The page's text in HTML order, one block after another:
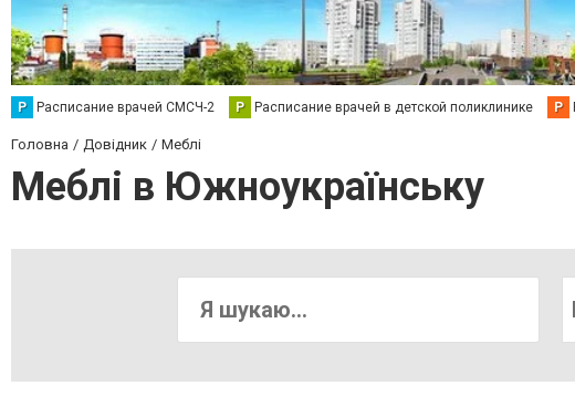
Р Расписание врачей СМСЧ-2 Р Расписание врачей в детской поликлинике Р
Головна Довідник Меблі
Меблі в Южноукраїнську